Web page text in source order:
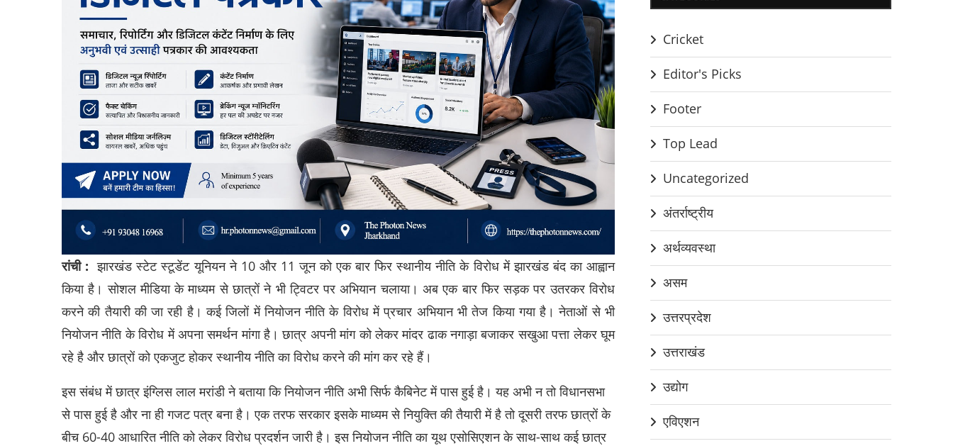
रांची : झारखंड स्टेट स्टूडेंट यूनियन ने 10 और 11 जून को एक बार फिर स्थानीय नीति के विरोध में झारखंड बंद का आह्वान
किया है। सोशल मीडिया के माध्यम से छात्रों ने भी ट्विटर पर अभियान चलाया। अब एक बार फिर सड़क पर उतरकर विरोध
करने की तैयारी की जा रही है। कई जिलों में नियोजन नीति के विरोध में प्रचार अभियान भी तेज किया गया है। नेताओं से भी
नियोजन नीति के विरोध में अपना समर्थन मांगा है। छात्र अपनी मांग को लेकर मांदर ढाक नगाड़ा बजाकर सखुआ पत्ता लेकर घूम
रहे है और छात्रों को एकजुट होकर स्थानीय नीति का विरोध करने की मांग कर रहे हैं।
इस संबंध में छात्र इंग्लिस लाल मरांडी ने बताया कि नियोजन नीति अभी सिर्फ कैबिनेट में पास हुई है। यह अभी न तो विधानसभा
से पास हुई है और ना ही गजट पत्र बना है। एक तरफ सरकार इसके माध्यम से नियुक्ति की तैयारी में है तो दूसरी तरफ छात्रों के
बीच 60-40 आधारित नीति को लेकर विरोध प्रदर्शन जारी है। इस नियोजन नीति का यूथ एसोसिएशन के साथ-साथ कई छात्र
Cricket
Editor's Picks
Footer
Top Lead
Uncategorized
अंतर्राष्ट्रीय
अर्थव्यवस्था
असम
उत्तरप्रदेश
उत्तराखंड
उद्योग
एविएशन